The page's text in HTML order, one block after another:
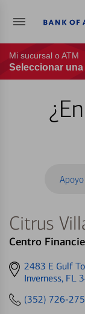
Mi sucursal o ATM
Seleccionar
Citrus
Centro
Get
directions
2483 E Gulf
Inverness, FL
(352) 726-